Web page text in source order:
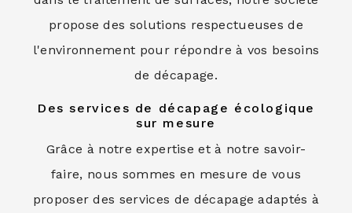
propose des solutions respectueuses de
l'environnement pour répondre à vos besoins
de décapage.
Des services de décapage écologique
sur mesure
Grâce à notre expertise et à notre savoir-
faire, nous sommes en mesure de vous
proposer des services de décapage adaptés à